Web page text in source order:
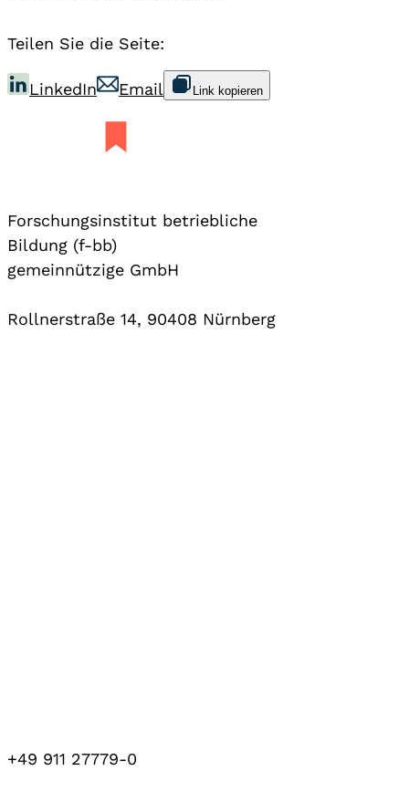
Teilen Sie die Seite:
LinkedIn Email Link kopieren
Forschungsinstitut betriebliche
Bildung (f-bb)
gemeinnützige GmbH
Rollnerstraße 14, 90408 Nürnberg
+49 911 27779-0